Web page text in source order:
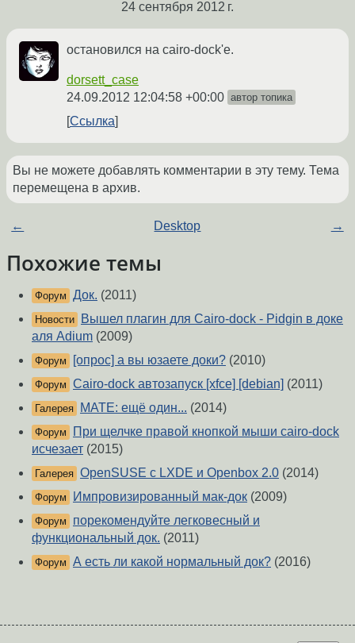
24 сентября 2012 г.
остановился на cairo-dock'e.
dorsett_case
24.09.2012 12:04:58 +00:00 автор топика
Ссылка
Вы не можете добавлять комментарии в эту тему. Тема
перемещена в архив.
← Desktop →
Похожие темы
Форум Док. (2011)
Новости
Вышел плагин для Cairo-dock - Pidgin в доке
аля Adium (2009)
Форум [опрос] а вы юзаете доки? (2010)
Форум Cairo-dock автозапуск [xfce] [debian] (2011)
Галерея MATE: ещё один... (2014)
Форум
При щелчке правой кнопкой мыши cairo-dock
исчезает (2015)
Галерея OpenSUSE с LXDE и Openbox 2.0 (2014)
Форум Импровизированный мак-док (2009)
Форум
порекомендуйте легковесный и
функциональный док. (2011)
Форум А есть ли какой нормальный док? (2016)